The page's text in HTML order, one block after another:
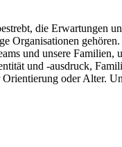
die Erwartungen
Organisationen
und unsere Familien,
und -ausdruck,
oder Alter.